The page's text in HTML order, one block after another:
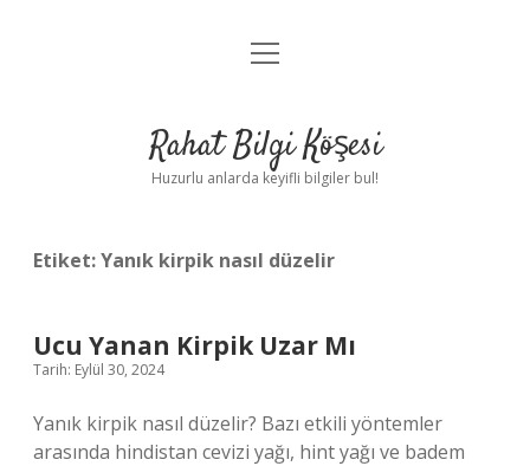
Anasayfa
Yasal Uyarı
menüyü
Rahat Bilgi Köşesi
Huzurlu anlarda keyifli bilgiler bul!
Etiket:Yanık kirpik nasıl düzelir
Ucu Yanan Kirpik Uzar Mı
Tarih: Eylül 30, 2024
Yanık kirpik nasıl düzelir? Bazı etkili yöntemler
arasında hindistan cevizi yağı, hint yağı ve badem